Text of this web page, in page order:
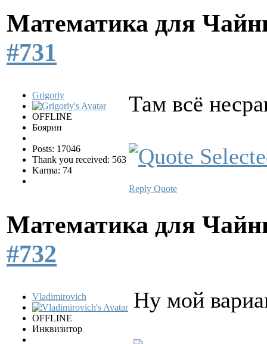
Математика для
#731
Grigoriy
OFFLINE
Боярин
Posts: 17046
Thank you received: 563
Karma: 74
Там всё
Reply Quote
Математика для
#732
Vladimirovich
OFFLINE
Инквизитор
Ну мой